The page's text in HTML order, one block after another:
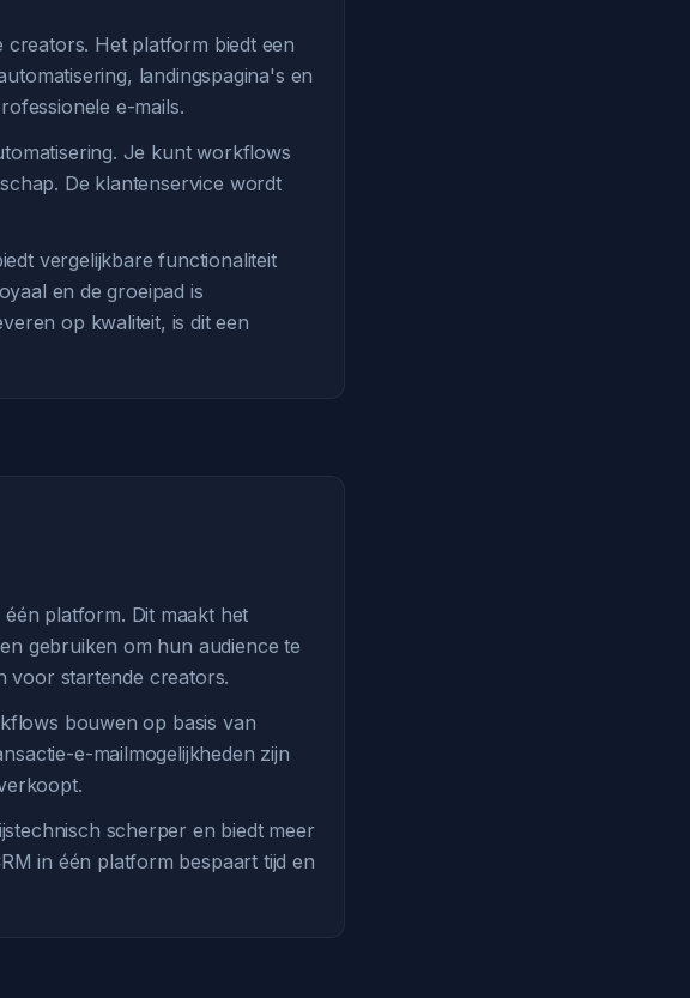
creators. Het platform biedt een
landingspagina's en
e-mails.
Je kunt workflows
De klantenservice wordt
vergelijkbare functionaliteit
en de groeipad is
op kwaliteit, is dit een
platform. Dit maakt het
gebruiken om hun audience te
voor startende creators.
bouwen op basis van
e-mailmogelijkheden zijn
scherper en biedt meer
in één platform bespaart tijd en